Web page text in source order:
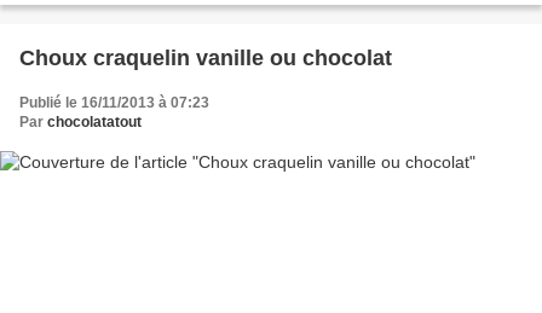
Choux craquelin vanille ou chocolat
Publié le 16/11/2013 à 07:23
Par chocolatatout